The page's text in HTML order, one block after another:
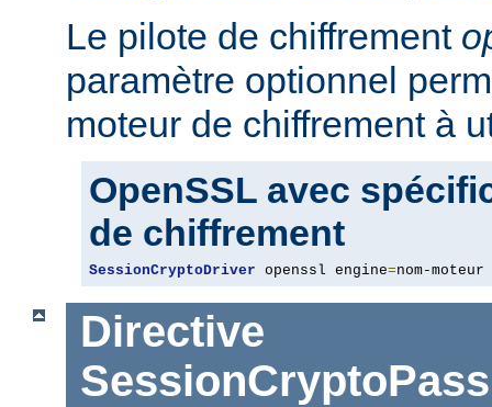
Le pilote de chiffrement
paramètre optionnel
moteur de chiffrement à
OpenSSL avec
de chiffrement
SessionCryptoDriver openssl engine=nom-moteur
Directive